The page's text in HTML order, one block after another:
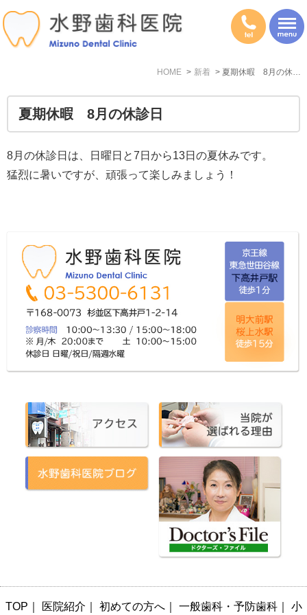
HOME 新着
夏期休暇 8月の休診日
8月の休診日は、日曜日と7日から13日の夏休みです。
猛烈に暑いですが、頑張って楽しみましょう！
TOP 医院紹介 初めての方へ｜ 一般歯科・予防歯科｜ 小